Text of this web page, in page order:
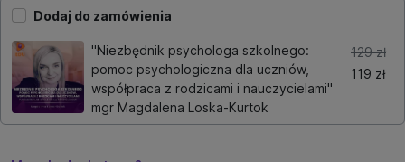
Dodaj do zamówienia
"Niezbędnik psychologa szkolnego:
pomoc psychologiczna dla uczniów,
współpraca z rodzicami i nauczycielami"
mgr Magdalena Loska-Kurtok
129 zł
119 zł